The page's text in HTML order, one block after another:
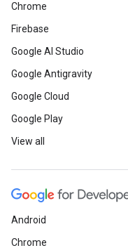
Chrome
Firebase
Google AI Studio
Google Antigravity
Google Cloud
Google Play
View all
Android
Chrome